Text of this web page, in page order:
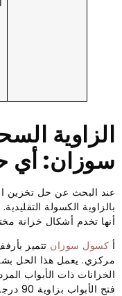
الزاوية
سوزان: أي
عند البحث عن حل تخزين
بالزاوية الكسولة
أنها تخدم أشكال خزانة
أ كسول سوزان تتميز
مركزي. يعمل هذا الحل